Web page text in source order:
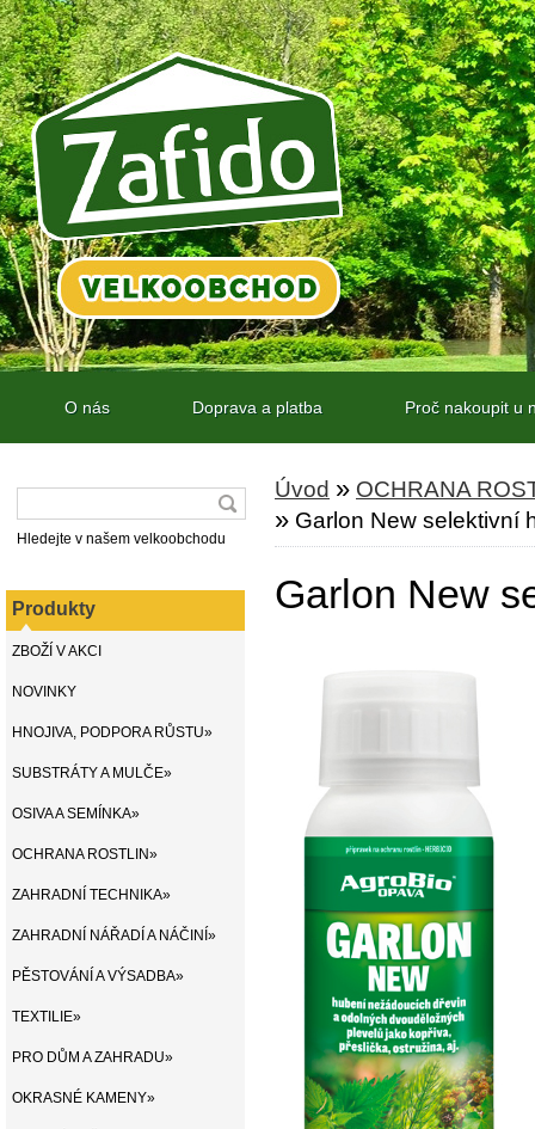
O nás Doprava a platba Proč nakoupit u
Hledejte v našem velkoobchodu
Produkty
ZBOŽÍ V AKCI
NOVINKY
HNOJIVA, PODPORA RŮSTU»
SUBSTRÁTY A MULČE»
OSIVA A SEMÍNKA»
OCHRANA ROSTLIN»
ZAHRADNÍ TECHNIKA»
ZAHRADNÍ NÁŘADÍ A NÁČINÍ»
PĚSTOVÁNÍ A VÝSADBA»
TEXTILIE»
PRO DŮM A ZAHRADU»
OKRASNÉ KAMENY»
Úvod » OCHRANA
» Garlon New selektivní
Garlon New